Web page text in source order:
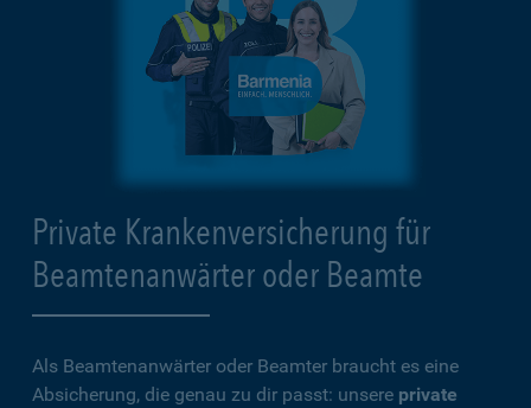
Private Krankenversicherung für
Beamtenanwärter oder Beamte
Als Beamtenanwärter oder Beamter braucht es eine
Absicherung, die genau zu dir passt: unsere private